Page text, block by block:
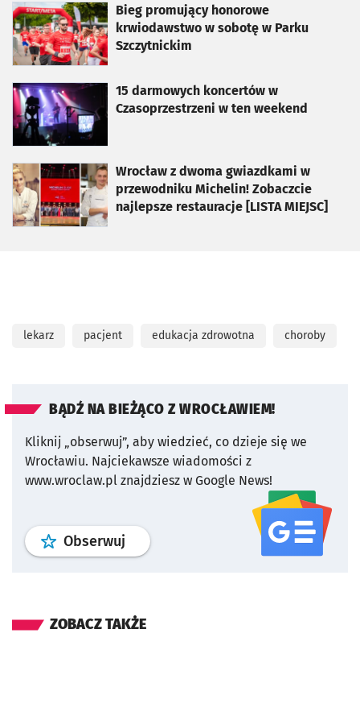
Bieg promujący honorowe
krwiodawstwo w sobotę w Parku
Szczytnickim
otworzy się w nowej karcie
15 darmowych koncertów w
Czasoprzestrzeni w ten weekend
otworzy się w nowej karcie
Wrocław z dwoma gwiazdkami w
przewodniku Michelin! Zobaczcie
najlepsze restauracje [LISTA MIEJSC]
otworzy się w nowej karcie
lekarz pacjent edukacja zdrowotna choroby
BĄDŹ NA BIEŻĄCO Z WROCŁAWIEM!
Kliknij „obserwuj”, aby wiedzieć, co dzieje się we
Wrocławiu. Najciekawsze wiadomości z
www.wroclaw.pl znajdziesz w Google News!
Obserwuj profil serwisu
ZOBACZ TAKŻE